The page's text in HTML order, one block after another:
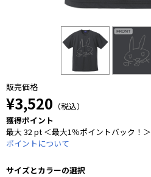
販売価格
¥3,520 （税込）
獲得ポイント
最大 32 pt ＜最大1％ポイントバック！＞
ポイントについて
サイズとカラーの選択